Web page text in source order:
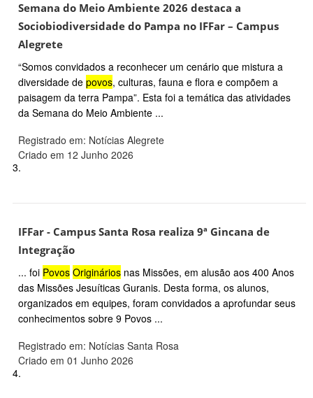
Semana do Meio Ambiente 2026 destaca a
Sociobiodiversidade do Pampa no IFFar – Campus
Alegrete
“Somos convidados a reconhecer um cenário que mistura a
diversidade de povos, culturas, fauna e flora e compõem a
paisagem da terra Pampa”. Esta foi a temática das atividades
da Semana do Meio Ambiente ...
Registrado em: Notícias Alegrete
Criado em 12 Junho 2026
3.
IFFar - Campus Santa Rosa realiza 9ª Gincana de
Integração
... foi Povos Originários nas Missões, em alusão aos 400 Anos
das Missões Jesuíticas Guranis. Desta forma, os alunos,
organizados em equipes, foram convidados a aprofundar seus
conhecimentos sobre 9 Povos ...
Registrado em: Notícias Santa Rosa
Criado em 01 Junho 2026
4.